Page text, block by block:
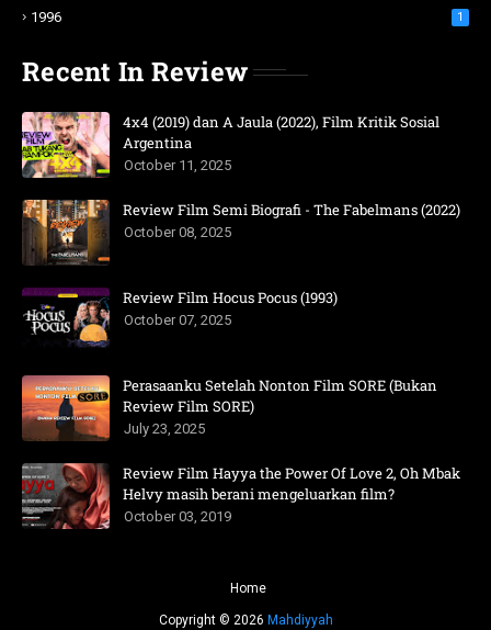
1996 1
Recent In Review
4x4 (2019) dan A Jaula (2022), Film Kritik Sosial
Argentina
October 11, 2025
Review Film Semi Biografi - The Fabelmans (2022)
October 08, 2025
Review Film Hocus Pocus (1993)
October 07, 2025
Perasaanku Setelah Nonton Film SORE (Bukan
Review Film SORE)
July 23, 2025
Review Film Hayya the Power Of Love 2, Oh Mbak
Helvy masih berani mengeluarkan film?
October 03, 2019
Home
Copyright © 2026 Mahdiyyah